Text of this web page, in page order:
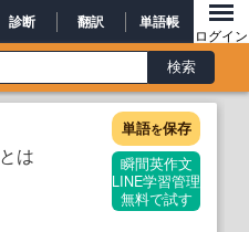
診断 翻訳 単語帳
ログイン
とは
単語を保存
瞬間英作文
LINE学習管理
無料で試す